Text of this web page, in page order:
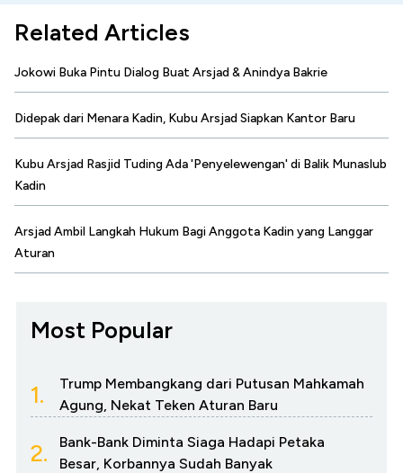
Related Articles
Jokowi Buka Pintu Dialog Buat Arsjad & Anindya Bakrie
Didepak dari Menara Kadin, Kubu Arsjad Siapkan Kantor Baru
Kubu Arsjad Rasjid Tuding Ada 'Penyelewengan' di Balik Munaslub
Kadin
Arsjad Ambil Langkah Hukum Bagi Anggota Kadin yang Langgar
Aturan
Most Popular
1.
Trump Membangkang dari Putusan Mahkamah
Agung, Nekat Teken Aturan Baru
2.
Bank-Bank Diminta Siaga Hadapi Petaka
Besar, Korbannya Sudah Banyak